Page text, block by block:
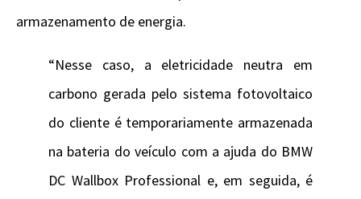
armazenamento de energia.
“Nesse caso, a eletricidade neutra em
carbono gerada pelo sistema fotovoltaico
do cliente é temporariamente armazenada
na bateria do veículo com a ajuda do BMW
DC Wallbox Professional e, em seguida, é